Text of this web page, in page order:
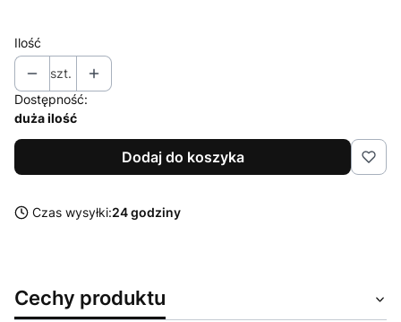
Ilość
szt.
Dostępność:
duża ilość
Dodaj do koszyka
Czas wysyłki:24 godziny
Cechy produktu